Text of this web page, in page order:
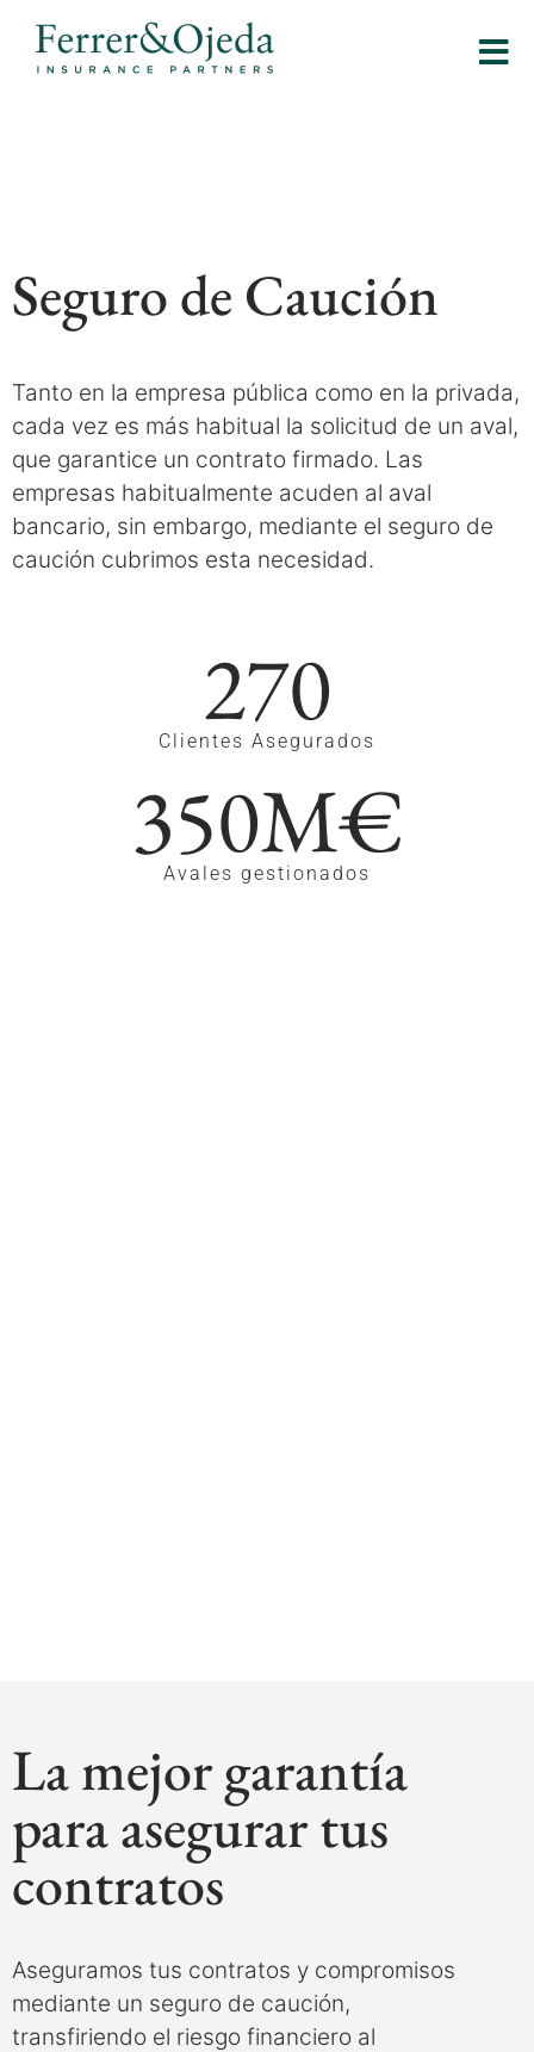
Seguro de Caución
Tanto en la empresa pública como en la privada,
cada vez es más habitual la solicitud de un aval,
que garantice un contrato firmado. Las
empresas habitualmente acuden al aval
bancario, sin embargo, mediante el seguro de
caución cubrimos esta necesidad.
Clientes Asegurados
270
Avales gestionados
350M€
La mejor garantía
para asegurar tus
contratos
Aseguramos tus contratos y compromisos
mediante un seguro de caución,
transfiriendo el riesgo financiero al